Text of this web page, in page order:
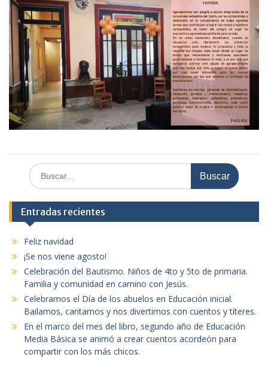
Buscar:
Entradas recientes
Feliz navidad
¡Se nos viene agosto!
Celebración del Bautismo. Niños de 4to y 5to de primaria.
Familia y comunidad en camino con Jesús.
Celebramos el Día de los abuelos en Educación inicial.
Bailamos, cantamos y nos divertimos con cuentos y títeres.
En el marco del mes del libro, segundo año de Educación
Media Básica se animó a crear cuentos acordeón para
compartir con los más chicos.